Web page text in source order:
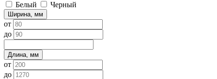
Белый Черный
Ширина, мм
от
до
Длина, мм
от
до